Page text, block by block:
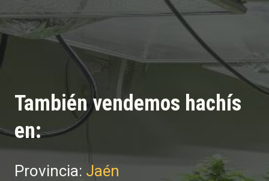
También vendemos hachís
en:
Provincia: Jaén